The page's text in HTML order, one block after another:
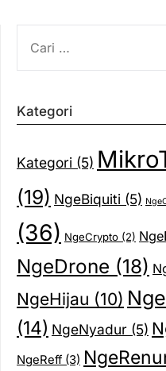
UNTUK:
Kategori
Kategori (5)
(19) NgeBiquiti (5)
(36) NgeCrypto (2)
NgeDrone (18)
NgeHijau (10)
(14) NgeNyadur (5)
NgeReff (3)